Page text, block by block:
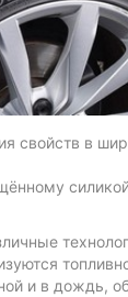
свойств в
и в дождь,